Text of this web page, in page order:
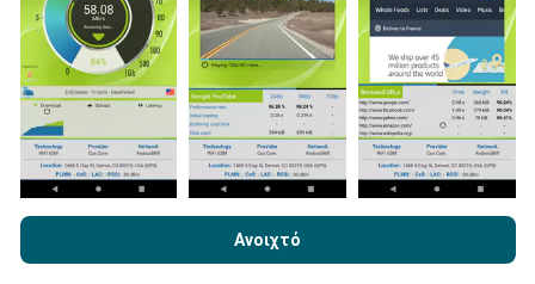
στο smartphone σας.Όσο περισσότερα δεδομένα
υπάρχουν, τόσο πιο ολοκληρωμένοι θα είναι οι
χάρτες!
Πώς γίνονται οι ενημερώσεις;
Ανοιχτό
Χρήσης απορρήτου και Cookiesκαθώς και τη δοκιμή nPerf
Άδεια χρήσης τελικού χρήστη.